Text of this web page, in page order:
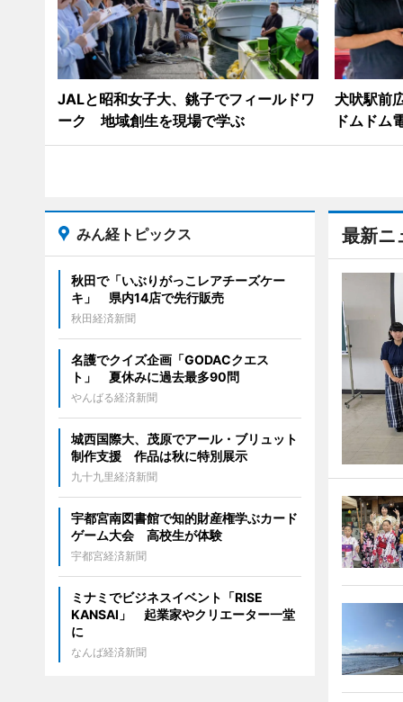
JALと昭和女子大、銚子でフィールドワ
ーク 地域創生を現場で学ぶ
犬吠駅前
ドムドム
最新ニ
みん経トピックス
秋田で「いぶりがっこレアチーズケー
キ」 県内14店で先行販売
秋田経済新聞
名護でクイズ企画「GODACクエス
ト」 夏休みに過去最多90問
やんばる経済新聞
城西国際大、茂原でアール・ブリュット
制作支援 作品は秋に特別展示
九十九里経済新聞
宇都宮南図書館で知的財産権学ぶカード
ゲーム大会 高校生が体験
宇都宮経済新聞
ミナミでビジネスイベント「RISE
KANSAI」 起業家やクリエーター一堂
に
なんば経済新聞